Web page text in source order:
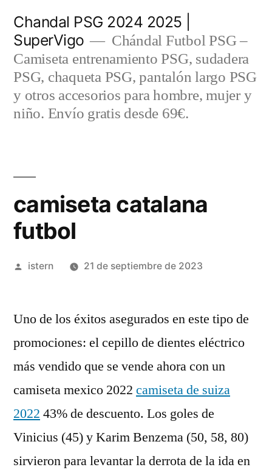
contenido
Chandal PSG 2024 2025 |
SuperVigo
Chándal Futbol PSG –
Camiseta entrenamiento PSG, sudadera
PSG, chaqueta PSG, pantalón largo PSG
y otros accesorios para hombre, mujer y
niño. Envío gratis desde 69€.
camiseta catalana
futbol
Publicado
istern 21 de septiembre de 2023
Uno de los éxitos asegurados en este tipo de
promociones: el cepillo de dientes eléctrico
más vendido que se vende ahora con un
camiseta mexico 2022 camiseta de suiza
2022 43% de descuento. Los goles de
Vinicius (45) y Karim Benzema (50, 58, 80)
sirvieron para levantar la derrota de la ida en